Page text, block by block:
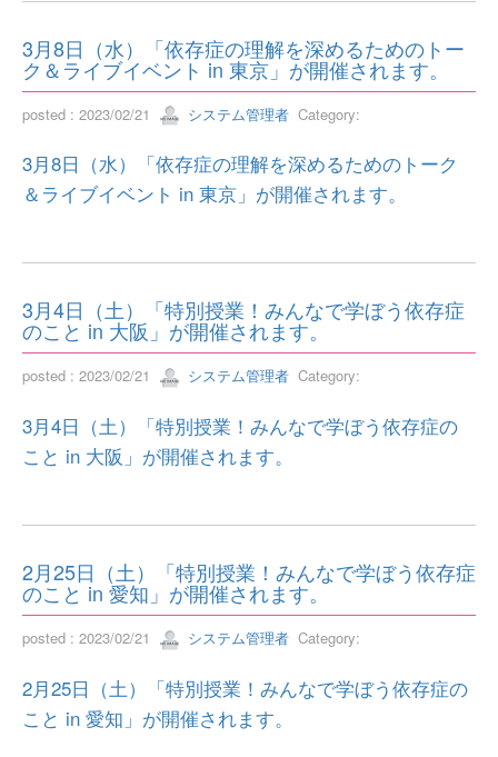
3月8日（水）「依存症の理解を深めるためのトー
ク＆ライブイベント in 東京」が開催されます。
posted : 2023/02/21 システム管理者 Category:
3月8日（水）「依存症の理解を深めるためのトーク
＆ライブイベント in 東京」が開催されます。
3月4日（土）「特別授業！みんなで学ぼう依存症
のこと in 大阪」が開催されます。
posted : 2023/02/21 システム管理者 Category:
3月4日（土）「特別授業！みんなで学ぼう依存症の
こと in 大阪」が開催されます。
2月25日（土）「特別授業！みんなで学ぼう依存症
のこと in 愛知」が開催されます。
posted : 2023/02/21 システム管理者 Category:
2月25日（土）「特別授業！みんなで学ぼう依存症の
こと in 愛知」が開催されます。